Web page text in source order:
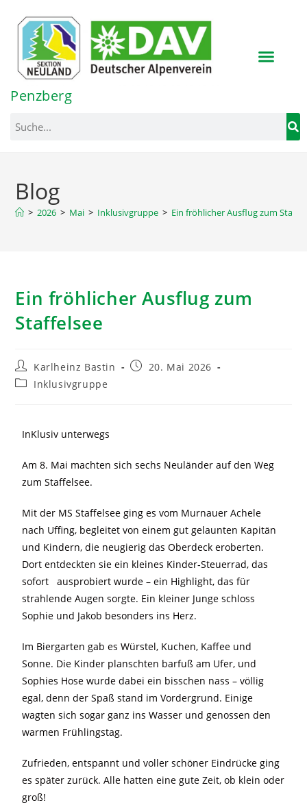
springen
Penzberg
Blog
> 2026 > Mai > Inklusivgruppe > Ein fröhlicher Ausflug zum
Ein fröhlicher Ausflug zum
Staffelsee
Karlheinz Bastin
20. Mai 2026
Inklusivgruppe
InKlusiv unterwegs
Am 8. Mai machten sich sechs Neuländer auf den Weg
zum Staffelsee.
Mit der MS Staffelsee ging es vom Murnauer Achele
nach Uffing, begleitet von einem gut gelaunten Kapitän
und Kindern, die neugierig das Oberdeck eroberten.
Dort entdeckten sie ein kleines Kinder‑Steuerrad, das
sofort ausprobiert wurde – ein Highlight, das für
strahlende Augen sorgte. Ein kleiner Junge schloss
Sophie und Jakob besonders ins Herz.
Im Biergarten gab es Würstel, Kuchen, Kaffee und
Sonne. Die Kinder planschten barfuß am Ufer, und
Sophies Hose wurde dabei ein bisschen nass – völlig
egal, denn der Spaß stand im Vordergrund. Einige
wagten sich sogar ganz ins Wasser und genossen den
warmen Frühlingstag.
Zufrieden, entspannt und voller schöner Eindrücke ging
es später zurück. Alle hatten eine gute Zeit, ob klein oder
groß!